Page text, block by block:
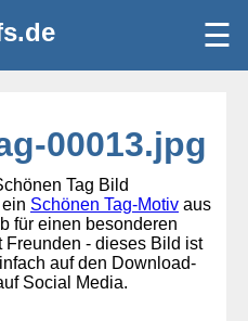
☰
00013.jpg
Tag Bild
ein Schönen Tag-Motiv aus
für einen besonderen
Freunden - dieses Bild ist
auf den Download-
Social Media.